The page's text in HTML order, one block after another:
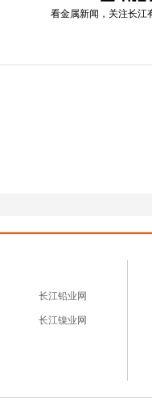
高回落，下游客户受
望态度，仅维持极少
短期订单跟进缓慢，
叠加成本支撑不足，
看金属新闻，关注长江
长江铅业网
长江镍业网